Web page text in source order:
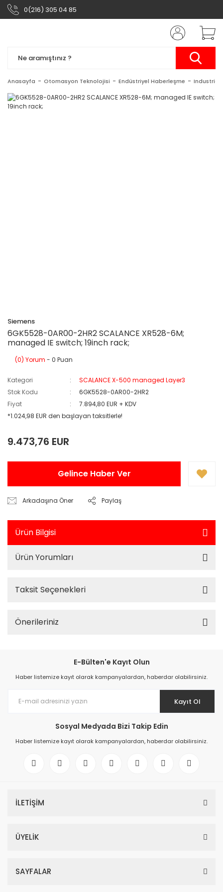
0(216) 305 04 85
Anasayfa Otomasyon Teknolojisi Endüstriyel Haberleşme Industrial
Siemens
6GK5528-0AR00-2HR2 SCALANCE XR528-6M;
managed IE switch; 19inch rack;
(0) Yorum - 0 Puan
Kategori
SCALANCE X-500 managed Layer3
Stok Kodu
6GK5528-0AR00-2HR2
Fiyat
7.894,80 EUR + KDV
*1.024,98 EUR den başlayan taksitlerle!
9.473,76 EUR
Gelince Haber Ver
Arkadaşına Öner Paylaş
Ürün Bilgisi
Ürün Yorumları
Taksit Seçenekleri
Önerileriniz
E-Bülten'e Kayıt Olun
Haber listemize kayıt olarak kampanyalardan, haberdar olabilirsiniz.
Kayıt Ol
Sosyal Medyada Bizi Takip Edin
Haber listemize kayıt olarak kampanyalardan, haberdar olabilirsiniz.
İLETİŞİM
ÜYELİK
SAYFALAR